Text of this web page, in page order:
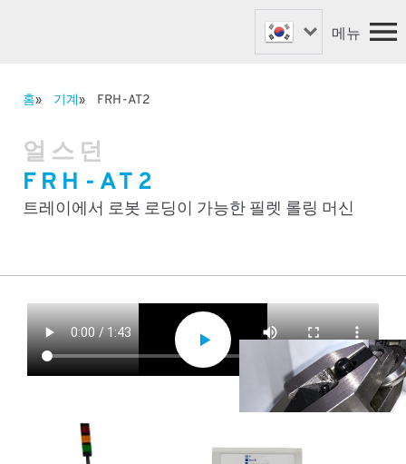
로봇 자동화
​뉴스
메뉴
홈 기계 FRH-AT2
얼스던
FRH-AT2
트레이에서 로봇 로딩이 가능한 필렛 롤링 머신